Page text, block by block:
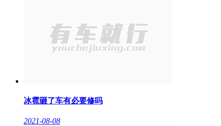
冰雹砸了车有必要修吗
2021-08-08